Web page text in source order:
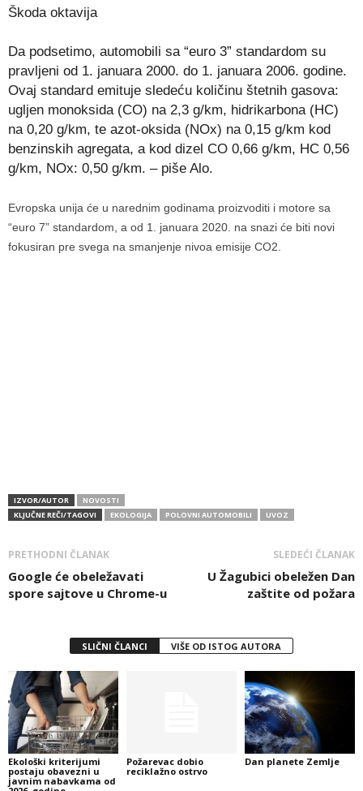
Škoda oktavija
Da podsetimo, automobili sa “euro 3” standardom su
pravljeni od 1. januara 2000. do 1. januara 2006. godine.
Ovaj standard emituje sledeću količinu štetnih gasova:
ugljen monoksida (CO) na 2,3 g/km, hidrikarbona (HC)
na 0,20 g/km, te azot-oksida (NOx) na 0,15 g/km kod
benzinskih agregata, a kod dizel CO 0,66 g/km, HC 0,56
g/km, NOx: 0,50 g/km. – piše Alo.
Evropska unija će u narednim godinama proizvoditi i motore sa
“euro 7” standardom, a od 1. januara 2020. na snazi će biti novi
fokusiran pre svega na smanjenje nivoa emisije CO2.
IZVOR/AUTOR
NOVOSTI
KLJUČNE REČI/TAGOVI
EKOLOGIJA POLOVNI AUTOMOBILI UVOZ
PRETHODNI ČLANAK
Google će obeležavati
spore sajtove u Chrome-u
SLEDEĆI ČLANAK
U Žagubici obeležen Dan
zaštite od požara
SLIČNI ČLANCI VIŠE OD ISTOG AUTORA
Ekološki kriterijumi
postaju obavezni u
javnim nabavkama od
Požarevac dobio
reciklažno ostrvo
Dan planete Zemlje